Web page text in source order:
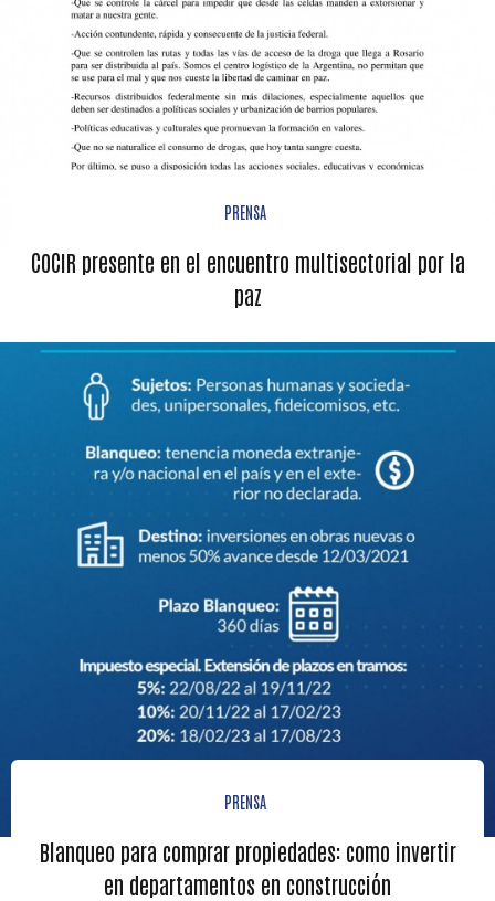
PRENSA
COCIR presente en el encuentro multisectorial por la
paz
PRENSA
Blanqueo para comprar propiedades: como invertir
en departamentos en construcción